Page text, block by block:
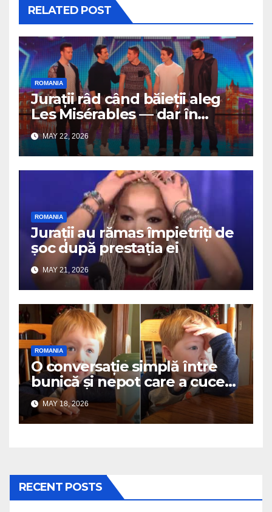
RELATED POST
ROMANIA
Jurații râd când băieții aleg
Les Misérables — dar în
câteva secunde totul se
schimbă
MAY 22, 2026
ROMANIA
Jurații au rămas împietriți de
șoc după prestația ei
MAY 21, 2026
ROMANIA
O conversație simplă între
bunică și nepot care a cucerit
internetul
MAY 18, 2026
RECENT POSTS